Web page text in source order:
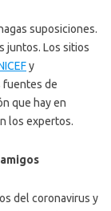
suposiciones.
juntos. Los sitios
y
fuentes de
que hay en
los expertos.
del coronavirus y